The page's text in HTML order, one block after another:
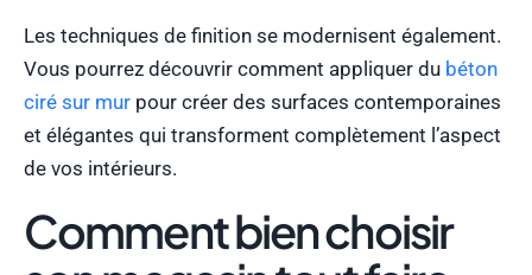
Les techniques de finition se modernisent également.
Vous pourrez découvrir comment appliquer du béton
ciré sur mur pour créer des surfaces contemporaines
et élégantes qui transforment complètement l’aspect
de vos intérieurs.
Comment bien choisir